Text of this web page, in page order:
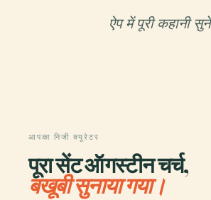
ऐप में पूरी कहानी सुनें
आपका निजी क्यूरेटर
पूरा सेंट ऑगस्टीन चर्च,
बखूबी सुनाया गया।